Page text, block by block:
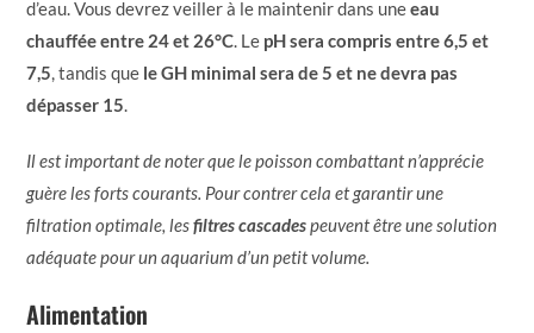
d’eau. Vous devrez veiller à le maintenir dans uneeau
chauffée entre 24 et 26°C. Le pH sera compris entre 6,5 et
7,5, tandis que le GH minimal sera de 5 et ne devra pas
dépasser 15.
Il est important de noter que le poisson combattant n’apprécie
guère les forts courants. Pour contrer cela et garantir une
filtration optimale, lesfiltres cascadespeuvent être une solution
adéquate pour un aquarium d’un petit volume.
Alimentation